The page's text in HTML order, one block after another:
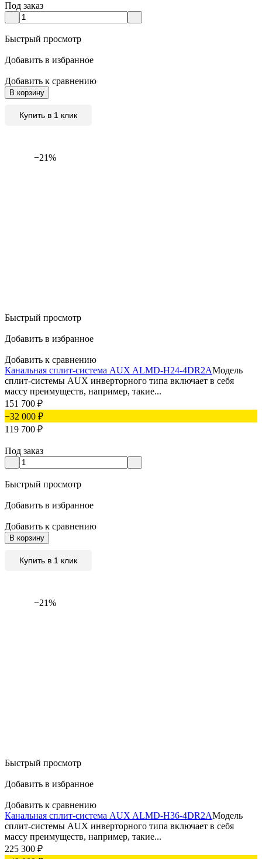
Под заказ
Быстрый просмотр
Добавить в избранное
Добавить к сравнению
В корзину
Купить в 1 клик
−21%
Быстрый просмотр
Добавить в избранное
Добавить к сравнению
Канальная сплит-система AUX ALMD-H24-4DR2AМодель
сплит-системы AUX инверторного типа включает в себя
массу преимуществ, например, такие...
151 700 ₽
−32 000 ₽
119 700 ₽
Под заказ
Быстрый просмотр
Добавить в избранное
Добавить к сравнению
В корзину
Купить в 1 клик
−21%
Быстрый просмотр
Добавить в избранное
Добавить к сравнению
Канальная сплит-система AUX ALMD-H36-4DR2AМодель
сплит-системы AUX инверторного типа включает в себя
массу преимуществ, например, такие...
225 300 ₽